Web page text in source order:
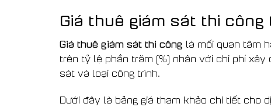
Giá thuê giám sát thi
Giá thuê giám sát thi công là mối quan tâm
trên tỷ lệ phần trăm (%) nhân với chi phí xây
sát và loại công trình.
Dưới đây là bảng giá tham khảo chi tiết cho